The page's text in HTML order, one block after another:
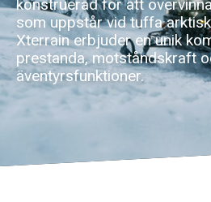
konstruerad för att
som uppstår vid tuffa
Xterrain erbjuder en unik
prestanda, motståndskraft
äventyrsfunktioner.